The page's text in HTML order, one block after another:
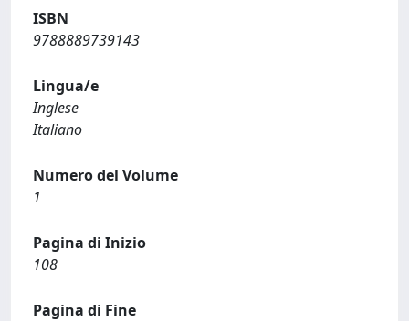
ISBN
9788889739143
Lingua/e
Inglese
Italiano
Numero del Volume
1
Pagina di Inizio
108
Pagina di Fine